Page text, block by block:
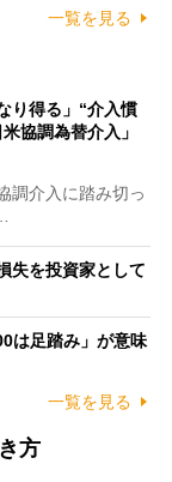
一覧を見る
り得る」“介入慣
協調為替介入」
調介入に踏み切っ
失を投資家として
は足踏み」が意味
一覧を見る
方